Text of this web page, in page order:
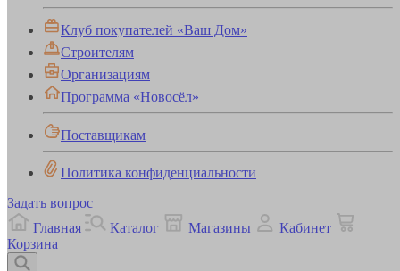
Клуб покупателей «Ваш Дом»
Строителям
Организациям
Программа «Новосёл»
Поставщикам
Политика конфиденциальности
Задать вопрос
Главная
Каталог Магазины
Кабинет
Корзина